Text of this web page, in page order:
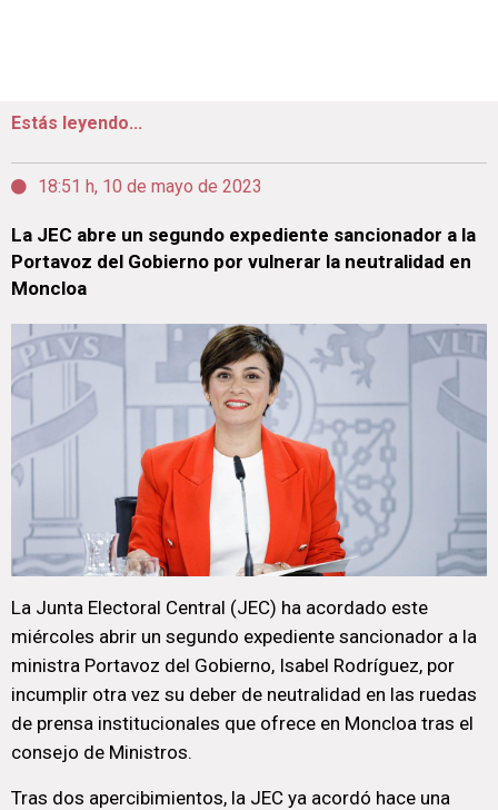
Estás leyendo...
18:51 h, 10 de mayo de 2023
La JEC abre un segundo expediente sancionador a la
Portavoz del Gobierno por vulnerar la neutralidad en
Moncloa
La Junta Electoral Central (JEC) ha acordado este
miércoles abrir un segundo expediente sancionador a la
ministra Portavoz del Gobierno, Isabel Rodríguez, por
incumplir otra vez su deber de neutralidad en las ruedas
de prensa institucionales que ofrece en Moncloa tras el
consejo de Ministros.
Tras dos apercibimientos, la JEC ya acordó hace una